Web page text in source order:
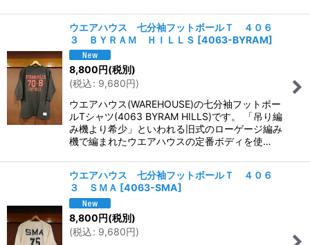
ウエアハウス 七分袖フットボールＴ ４０６
３ ＢＹＲＡＭ ＨＩＬＬＳ [4063-BYRAM]
8,800円(税別)
(税込: 9,680円)
ウエアハウス(WAREHOUSE)の七分袖フットボー
ルTシャツ(4063 BYRAM HILLS)です。 「吊り編
み機より希少」といわれる旧式のローゲージ編み
機で編まれたウエアハウスの定番ボディを使…
ウエアハウス 七分袖フットボールＴ ４０６
３ ＳＭＡ [4063-SMA]
8,800円(税別)
(税込: 9,680円)